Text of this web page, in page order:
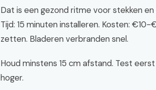
Dat is een gezond ritme voor stekken
Tijd: 15 minuten installeren. Kosten:
zetten. Bladeren verbranden snel.
Houd minstens 15 cm afstand. Test
hoger.